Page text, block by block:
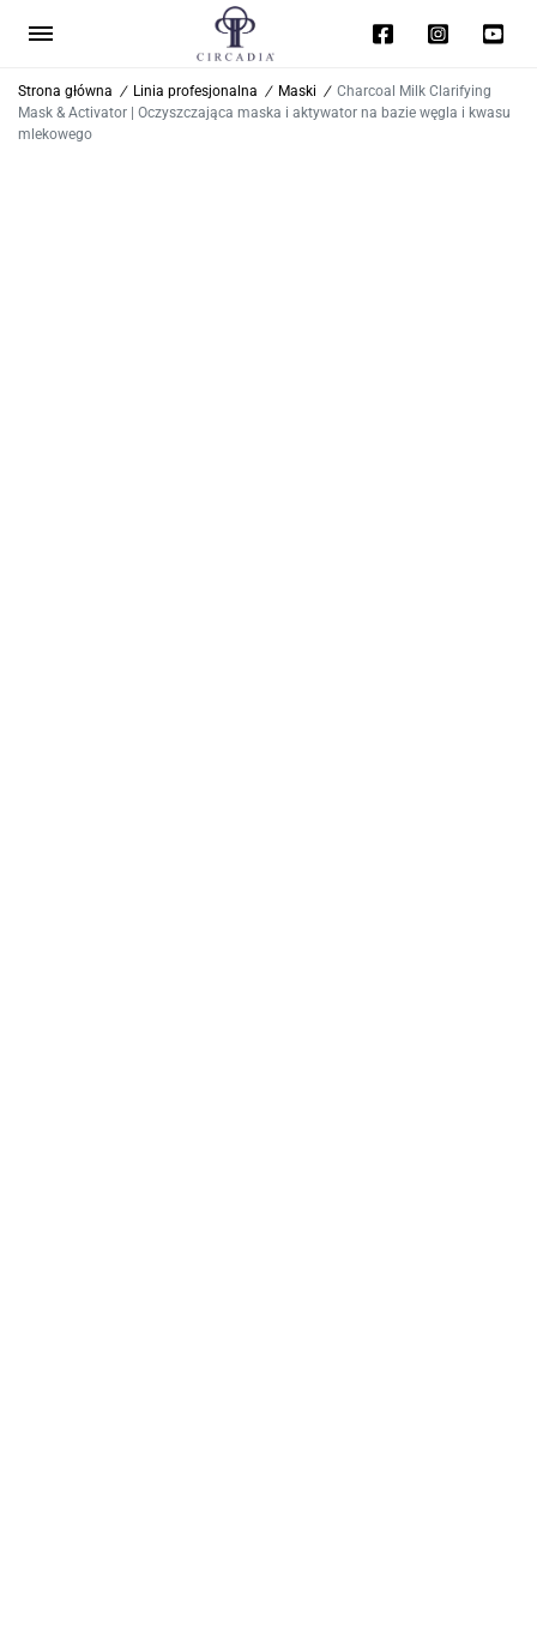
Strona główna / Linia profesjonalna / Maski / Charcoal Milk Clarifying
Mask & Activator | Oczyszczająca maska i aktywator na bazie węgla i kwasu
mlekowego